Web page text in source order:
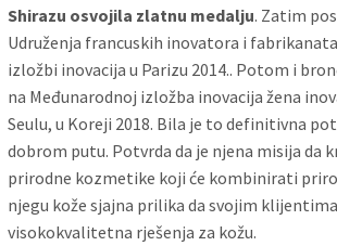
Shirazu osvojila zlatnu medalju. Zatim
Udruženja francuskih inovatora i
izložbi inovacija u Parizu 2014.. Potom i
na Međunarodnoj izložba inovacija žena
Seulu, u Koreji 2018. Bila je to definitivna
dobrom putu. Potvrda da je njena misija da
prirodne kozmetike koji će kombinirati
njegu kože sjajna prilika da svojim
visokokvalitetna rješenja za kožu.